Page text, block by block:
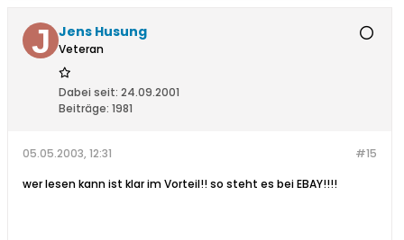
Jens Husung
Veteran
Dabei seit: 24.09.2001
Beiträge: 1981
#15
05.05.2003, 12:31
wer lesen kann ist klar im Vorteil!! so steht es bei EBAY!!!!